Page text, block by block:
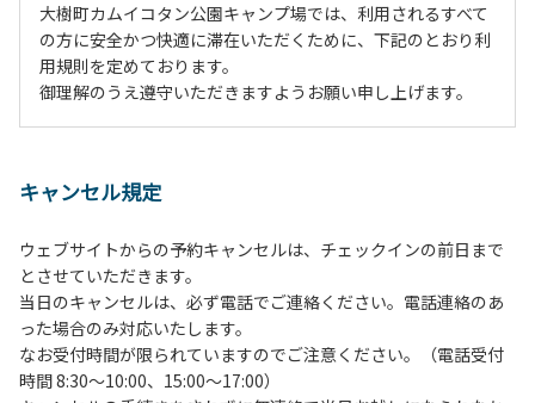
大樹町カムイコタン公園キャンプ場では、利用されるすべて
の方に安全かつ快適に滞在いただくために、下記のとおり利
用規則を定めております。
御理解のうえ遵守いただきますようお願い申し上げます。
２、中学生以下だけでの利用はできません。高校生以上の方
３、テントサイト（多目的広場を含む。）の使用は、事前に
予約いただいた方のみで、連泊の方を除き、正午からです。
基本的に、テント1張りにつき1区画の予約をお願いします。
管理棟にてチェックインの手続きを行ってください。午後3
時前にお越しの方は、午後3時になりましたら管理棟にて手
続きを行ってください。午後5時過ぎにお越しの方は、翌朝
キャンセル規定
ウェブサイトからの予約キャンセルは、チェックインの前日まで
とさせていただきます。
当日のキャンセルは、必ず電話でご連絡ください。電話連絡のあ
った場合のみ対応いたします。
なお受付時間が限られていますのでご注意ください。（電話受付
時間 8:30～10:00、15:00～17:00）